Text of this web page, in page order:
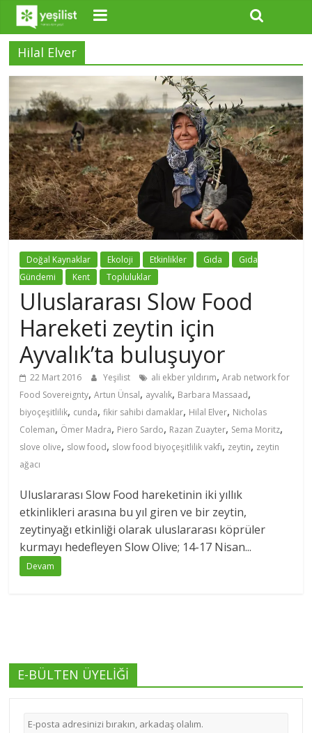
Hilal Elver
Doğal Kaynaklar Ekoloji Etkinlikler Gıda
Gıda
Gündemi
Kent Topluluklar
Uluslararası Slow Food
Hareketi zeytin için
Ayvalık’ta buluşuyor
22 Mart 2016 Yeşilist ali ekber yıldırım,Arab network for
Food Sovereignty,Artun Ünsal, ayvalık, Barbara Massaad,
biyoçeşitlilik, cunda,fikir sahibi damaklar, Hilal Elver, Nicholas
Coleman, Ömer Madra, Piero Sardo, Razan Zuayter, Sema Moritz,
slove olive, slow food, slow food biyoçeşitlilik vakfı, zeytin, zeytin
ağacı
Uluslararası Slow Food hareketinin iki yıllık
etkinlikleri arasına bu yıl giren ve bir zeytin,
zeytinyağı etkinliği olarak uluslararası köprüler
kurmayı hedefleyen Slow Olive; 14-17 Nisan...
Devam
E-BÜLTEN ÜYELİĞİ